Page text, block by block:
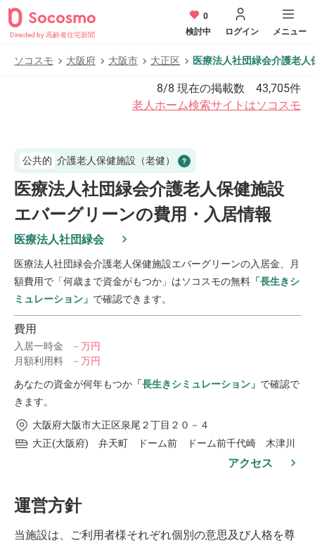
Directed by 高齢者住宅新聞
0
検討中
ログイン メニュー
ソコスモ 大阪府 大阪市 大正区 医療法人社団緑会介護老
8/8 現在の掲載数 43,705件
老人ホーム検索サイトはソコスモ
公共的 介護老人保健施設（老健）
医療法人社団緑会介護老人保健施設
エバーグリーンの費用・入居情報
医療法人社団緑会
医療法人社団緑会介護老人保健施設エバーグリーンの入居金、月
額費用で「何歳まで資金がもつか」はソコスモの無料 「長生きシ
ミュレーション」 で確認できます。
費用
入居一時金
－万円
月額利用料
－万円
あなたの資金が何年もつか 「長生きシミュレーション」 で確認で
きます。
大阪府大阪市大正区泉尾２丁目２０－４
大正(大阪府) 弁天町 ドーム前 ドーム前千代崎 木津川
アクセス
運営方針
当施設は、ご利用者様それぞれ個別の意思及び人格を尊